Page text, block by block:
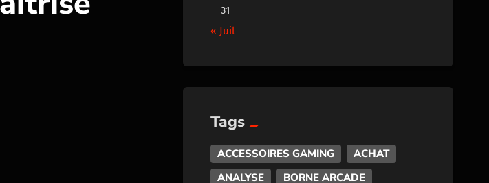
31
« Juil
Tags
ACCESSOIRES GAMING
ACHAT
ANALYSE
BORNE ARCADE